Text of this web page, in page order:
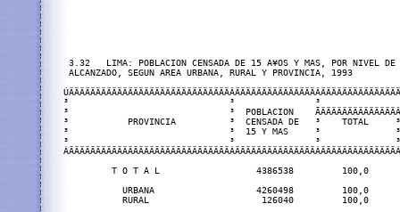
3.32   LIMA: POBLACION CENSADA DE 15 A¥OS Y MAS, POR NIVEL DE
ALCANZADO, SEGUN AREA URBANA, RURAL Y PROVINCIA, 1993
³                              ³               ³
³                              ³  POBLACION
³           PROVINCIA          ³  CENSADA DE   ³    TOTAL
³                              ³  15 Y MAS     ³              ³
³                              ³               ³
T O T A L                  4386538         100,0
URBANA                   4260498         100,0
RURAL                     126040         100,0